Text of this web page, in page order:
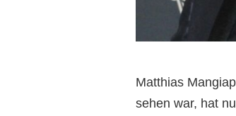
Matthias
sehen war, hat